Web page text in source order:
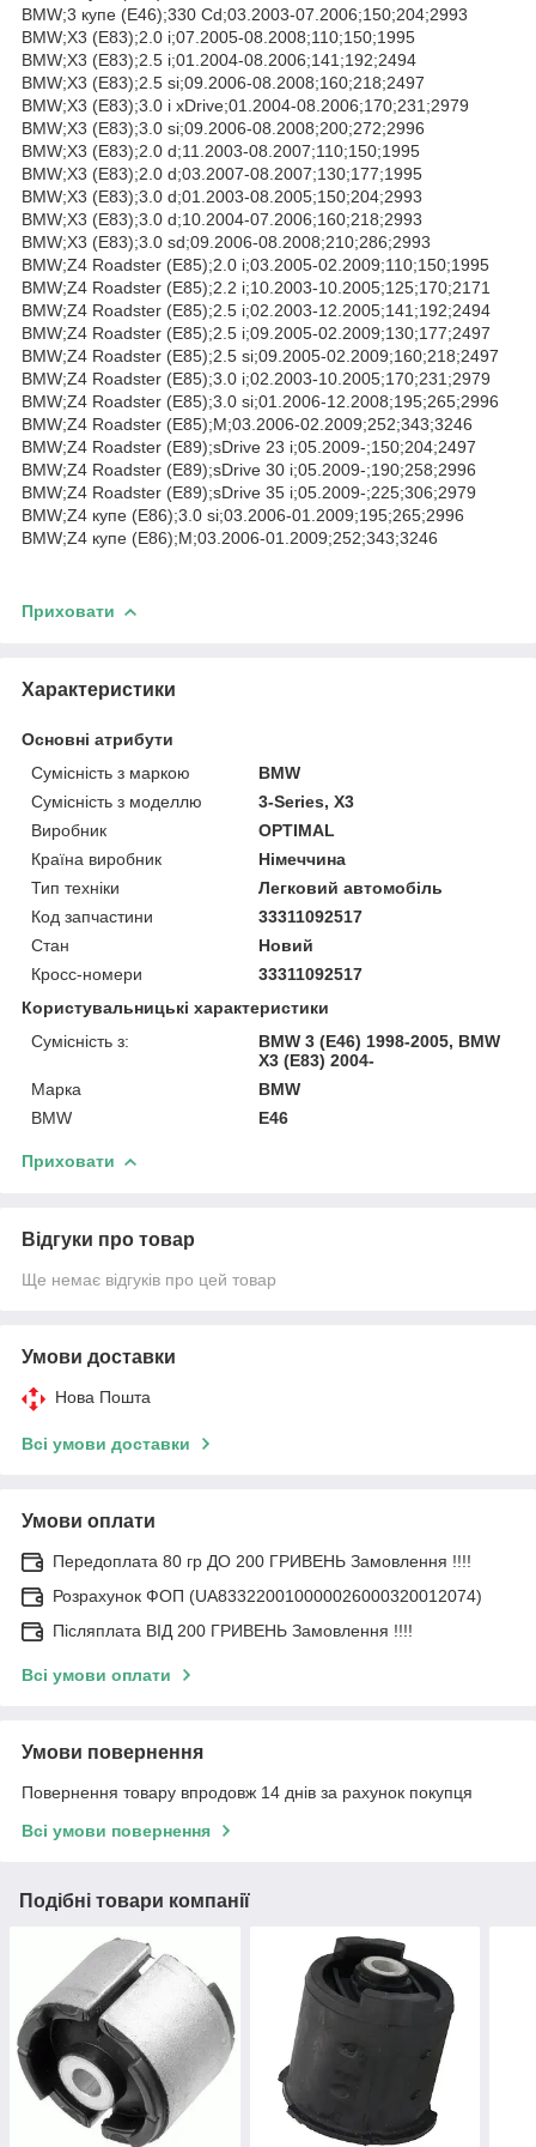
BMW;3 купе (E46);330 Cd;03.2003-07.2006;150;204;2993
BMW;X3 (E83);2.0 i;07.2005-08.2008;110;150;1995
BMW;X3 (E83);2.5 i;01.2004-08.2006;141;192;2494
BMW;X3 (E83);2.5 si;09.2006-08.2008;160;218;2497
BMW;X3 (E83);3.0 i xDrive;01.2004-08.2006;170;231;2979
BMW;X3 (E83);3.0 si;09.2006-08.2008;200;272;2996
BMW;X3 (E83);2.0 d;11.2003-08.2007;110;150;1995
BMW;X3 (E83);2.0 d;03.2007-08.2007;130;177;1995
BMW;X3 (E83);3.0 d;01.2003-08.2005;150;204;2993
BMW;X3 (E83);3.0 d;10.2004-07.2006;160;218;2993
BMW;X3 (E83);3.0 sd;09.2006-08.2008;210;286;2993
BMW;Z4 Roadster (E85);2.0 i;03.2005-02.2009;110;150;1995
BMW;Z4 Roadster (E85);2.2 i;10.2003-10.2005;125;170;2171
BMW;Z4 Roadster (E85);2.5 i;02.2003-12.2005;141;192;2494
BMW;Z4 Roadster (E85);2.5 i;09.2005-02.2009;130;177;2497
BMW;Z4 Roadster (E85);2.5 si;09.2005-02.2009;160;218;2497
BMW;Z4 Roadster (E85);3.0 i;02.2003-10.2005;170;231;2979
BMW;Z4 Roadster (E85);3.0 si;01.2006-12.2008;195;265;2996
BMW;Z4 Roadster (E85);M;03.2006-02.2009;252;343;3246
BMW;Z4 Roadster (E89);sDrive 23 i;05.2009-;150;204;2497
BMW;Z4 Roadster (E89);sDrive 30 i;05.2009-;190;258;2996
BMW;Z4 Roadster (E89);sDrive 35 i;05.2009-;225;306;2979
BMW;Z4 купе (E86);3.0 si;03.2006-01.2009;195;265;2996
BMW;Z4 купе (E86);M;03.2006-01.2009;252;343;3246
Приховати
Характеристики
Основні атрибути
Сумісність з маркою
BMW
Сумісність з моделлю
3-Series, X3
Виробник
OPTIMAL
Країна виробник
Німеччина
Тип техніки
Легковий автомобіль
Код запчастини
33311092517
Стан
Новий
Кросс-номери
33311092517
Користувальницькі характеристики
Сумісність з:
BMW 3 (E46) 1998-2005, BMW
X3 (E83) 2004-
Марка
BMW
BMW
E46
Приховати
Відгуки про товар
Ще немає відгуків про цей товар
Умови доставки
Нова Пошта
Всі умови доставки
Умови оплати
Передоплата 80 гр ДО 200 ГРИВЕНЬ Замовлення !!!!
Розрахунок ФОП (UA833220010000026000320012074)
Післяплата ВІД 200 ГРИВЕНЬ Замовлення !!!!
Всі умови оплати
Умови повернення
Повернення товару впродовж 14 днів за рахунок покупця
Всі умови повернення
Подібні товари компанії